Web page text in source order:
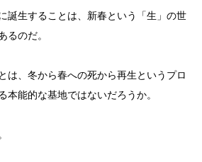
誕生することは、新春という「生」の世
るのだ。
は、冬から春への死から再生というプロ
本能的な基地ではないだろうか。